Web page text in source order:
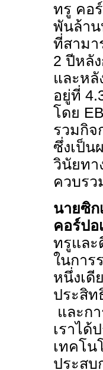
ทรู คอ
พันล้าน
ที่สามา
2 ปีหลั
และหลั
อยู่ที่
โดย
รวมกิจ
ซึ่งเป็น
วินัยทา
ควบรว
นายซิก
คอร์ปอ
ทรูและ
ในการ
หนึ่งเดี
ประสิท
และก
เราได้
เทคโ
ประสบ